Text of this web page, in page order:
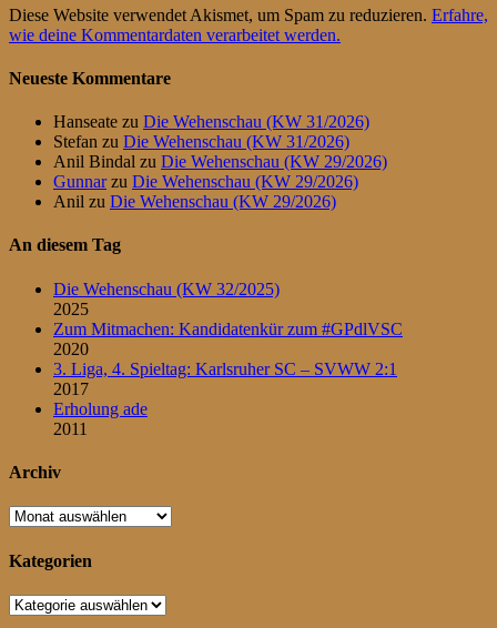
Diese Website verwendet Akismet, um Spam zu reduzieren. Erfahre,
wie deine Kommentardaten verarbeitet werden.
Neueste Kommentare
Hanseate zu Die Wehenschau (KW 31/2026)
Stefan zu Die Wehenschau (KW 31/2026)
Anil Bindal zu Die Wehenschau (KW 29/2026)
Gunnarzu Die Wehenschau (KW 29/2026)
Anil zu Die Wehenschau (KW 29/2026)
An diesem Tag
Die Wehenschau (KW 32/2025)
2025
Zum Mitmachen: Kandidatenkür zum #GPdlVSC
2020
3. Liga, 4. Spieltag: Karlsruher SC – SVWW 2:1
2017
Erholung ade
2011
Archiv
Archiv
Kategorien
Kategorien